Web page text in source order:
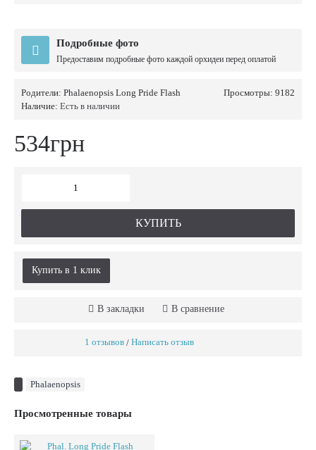
Подробные фото
Предоставим подробные фото каждой орхидеи перед оплатой
Просмотры: 9182
Родители: Phalaenopsis Long Pride Flash
Наличие: Есть в наличии
534грн
КУПИТЬ
Купить в 1 клик
В закладки В сравнение
1 отзывов / Написать отзыв
Phalaenopsis
Просмотренные товары